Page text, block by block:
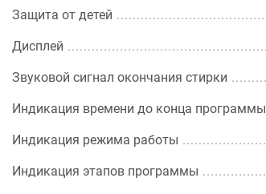
Защита от детей
Дисплей
Звуковой сигнал окончания стирки
Индикация времени до конца программы
Индикация режима работы
Индикация этапов программы